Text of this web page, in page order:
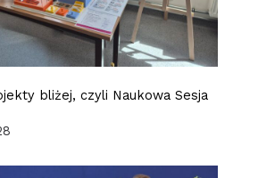
bliżej, czyli Naukowa Sesja